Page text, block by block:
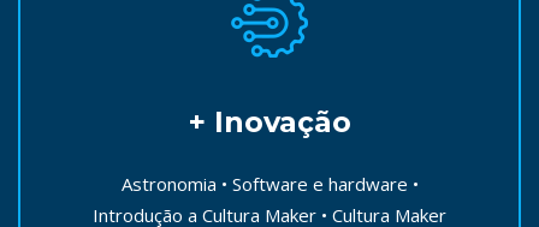
+ Inovação
Astronomia • Software e hardware •
Introdução a Cultura Maker • Cultura Maker